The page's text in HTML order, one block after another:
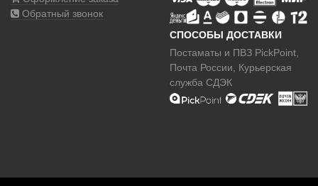
Обратный звонок
СПОСОБЫ ДОСТАВКИ
Постаматы и ПВЗ PickPoint,
Почта России, Курьерская
служба СДЭК